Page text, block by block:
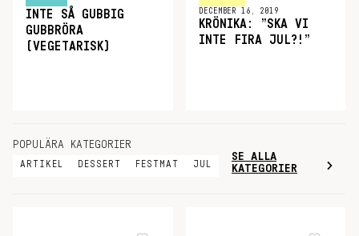
INTE SÅ GUBBIG
GUBBRÖRA
(VEGETARISK)
DECEMBER 16, 2019
KRÖNIKA: ”SKA VI
INTE FIRA JUL?!”
POPULÄRA KATEGORIER
ARTIKEL DESSERT FESTMAT JUL
SE ALLA
KATEGORIER